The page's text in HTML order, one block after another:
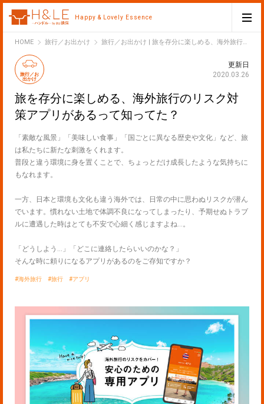
Happy & Lovely Essence
HOMEH&LE旅行／お出かけ 旅行／お出かけ | 旅を存分に楽しめる、海外旅行のリスク対策アプリがあるって知ってた？
旅行／お
出かけ
更新日
2020.03.26
旅を存分に楽しめる、海外旅行のリスク対
策アプリがあるって知ってた？
「素敵な風景」「美味しい食事」「国ごとに異なる歴史や文化」など、旅
は私たちに新たな刺激をくれます。
普段と違う環境に身を置くことで、ちょっとだけ成長したような気持ちに
もなれます。
一方、日本と環境も文化も違う海外では、日常の中に思わぬリスクが潜ん
でいます。慣れない土地で体調不良になってしまったり、予期せぬトラブ
ルに遭遇した時はとても不安で心細く感じますよね…。
「どうしよう…」「どこに連絡したらいいのかな？」
そんな時に頼りになるアプリがあるのをご存知ですか？
海外旅行 旅行 アプリ